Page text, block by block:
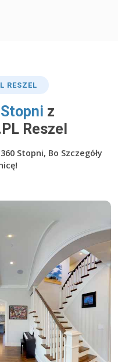
RESZEL
z
Reszel
Stopni, Bo Szczegóły